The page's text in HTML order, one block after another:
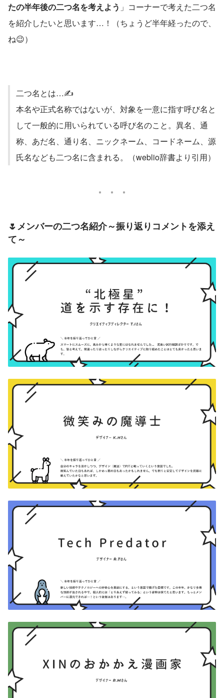
たの半年後の二つ名を考えよう 」コーナーで考えた二つ名
を紹介したいと思います…！（ちょうど半年経ったので、
ね😉）
二つ名とは…✍
本名や正式名称ではないが、対象を一意に指す呼び名と
して一般的に用いられている呼び名のこと。異名、通
称、あだ名、通り名、ニックネーム、コードネーム、源
氏名なども二つ名に含まれる。（weblio辞書より引用）
🌷メンバーの二つ名紹介～振り返りコメントを添え
て～